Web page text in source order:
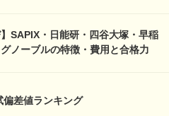
】SAPIX・日能研・四谷大塚・早稲
ノーブルの特徴・費用と合格力
差値ランキング